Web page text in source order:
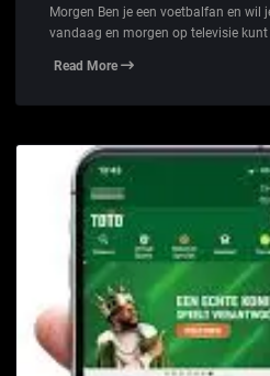
Morgen Ben je een voetbalfan en wil
vandaag en morgen op televisie
Read More